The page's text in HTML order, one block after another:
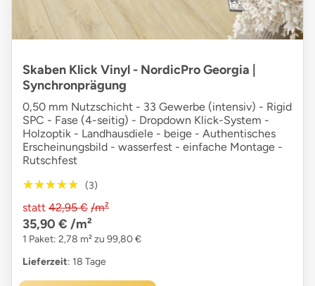
Skaben Klick Vinyl - NordicPro Georgia |
Synchronprägung
0,50 mm Nutzschicht - 33 Gewerbe (intensiv) - Rigid
SPC - Fase (4-seitig) - Dropdown Klick-System -
Holzoptik - Landhausdiele - beige - Authentisches
Erscheinungsbild - wasserfest - einfache Montage -
Rutschfest
★★★★★
★★★★★ (3)
statt 42,95 € /m²
35,90 € /m²
1 Paket: 2,78 m² zu 99,80 €
Lieferzeit: 18 Tage